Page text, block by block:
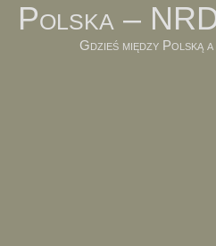
Polska –
Gdzieś między Polską